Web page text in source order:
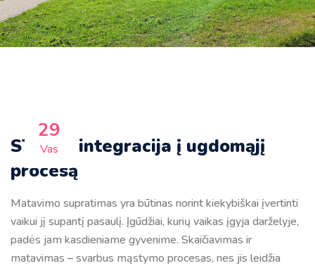
29
Vas
STEAM integracija į ugdomąjį
procesą
Matavimo supratimas yra būtinas norint kiekybiškai įvertinti
vaikui jį supantį pasaulį. Įgūdžiai, kurių vaikas įgyja darželyje,
padės jam kasdieniame gyvenime. Skaičiavimas ir
matavimas – svarbus mąstymo procesas, nes jis leidžia